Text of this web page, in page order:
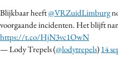
Blijkbaar heeft@VRZuidLimburg
voorgaande incidenten. Het blijft
https://t.co/HjN3vc1OwN
— Lody Trepels (@lodytrepels)14